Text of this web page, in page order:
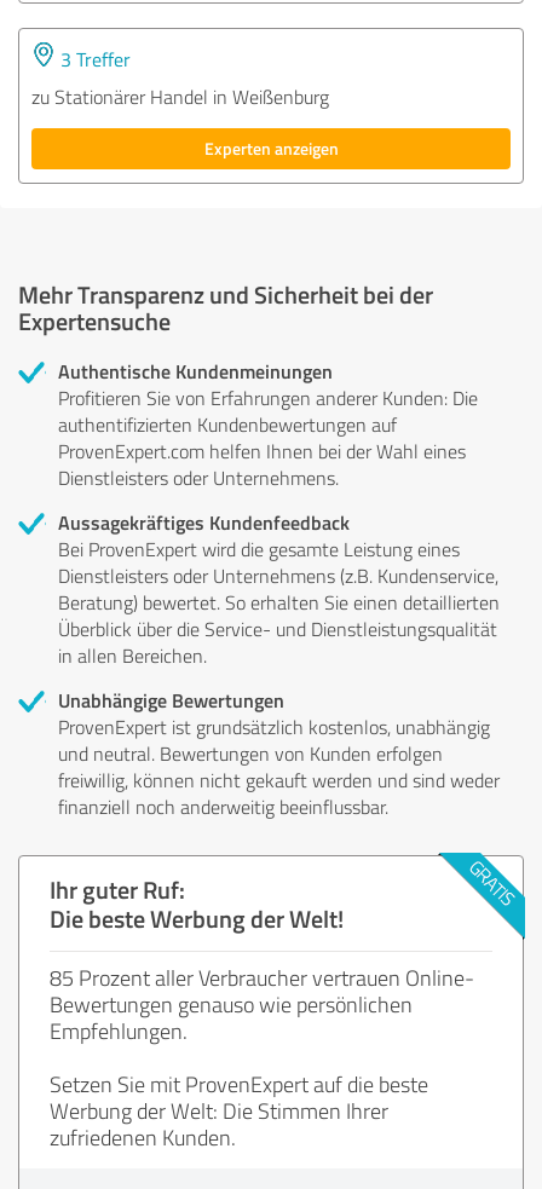
3 Treffer
zu Stationärer Handel in Weißenburg
Experten anzeigen
Mehr Transparenz und Sicherheit bei der
Expertensuche
Authentische Kundenmeinungen
Profitieren Sie von Erfahrungen anderer Kunden: Die
authentifizierten Kundenbewertungen auf
ProvenExpert.com helfen Ihnen bei der Wahl eines
Dienstleisters oder Unternehmens.
Aussagekräftiges Kundenfeedback
Bei ProvenExpert wird die gesamte Leistung eines
Dienstleisters oder Unternehmens (z.B. Kundenservice,
Beratung) bewertet. So erhalten Sie einen detaillierten
Überblick über die Service- und Dienstleistungsqualität
in allen Bereichen.
Unabhängige Bewertungen
ProvenExpert ist grundsätzlich kostenlos, unabhängig
und neutral. Bewertungen von Kunden erfolgen
freiwillig, können nicht gekauft werden und sind weder
finanziell noch anderweitig beeinflussbar.
Ihr guter Ruf:
Die beste Werbung der Welt!
85 Prozent aller Verbraucher vertrauen Online-
Bewertungen genauso wie persönlichen
Empfehlungen.
Setzen Sie mit ProvenExpert auf die beste
Werbung der Welt: Die Stimmen Ihrer
zufriedenen Kunden.